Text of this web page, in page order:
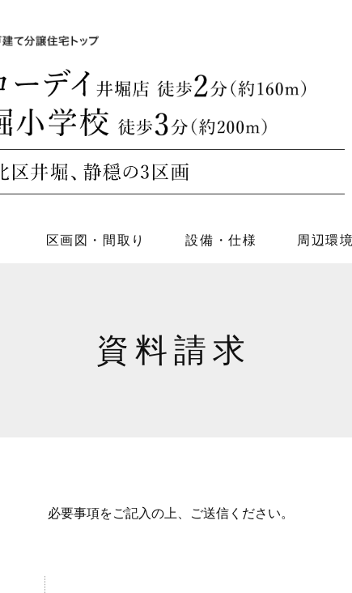
区画図・間取り 設備・仕様 周辺環
資料請求
必要事項をご記入の上、ご送信ください。